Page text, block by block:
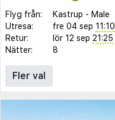
Flyg från: Kastrup - Male
Utresa:
fre 04 sep 11:10
Retur:
lör 12 sep 21:25
Nätter:
8
Fler val